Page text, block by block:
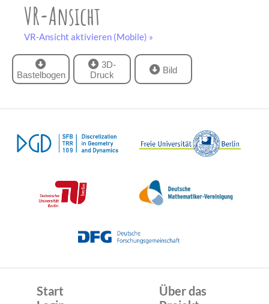
VR-Ansicht
VR-Ansicht aktivieren (Mobile) »
Bastelbogen
3D-
Druck
Bild
Start
Über das